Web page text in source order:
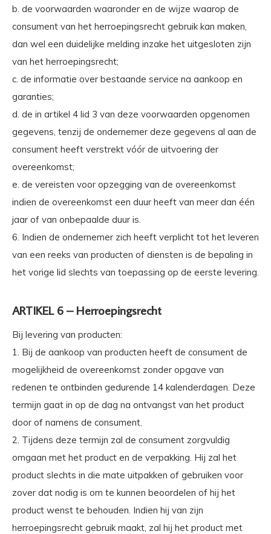
b. de voorwaarden waaronder en de wijze waarop de
consument van het herroepingsrecht gebruik kan maken,
dan wel een duidelijke melding inzake het uitgesloten zijn
van het herroepingsrecht;
c. de informatie over bestaande service na aankoop en
garanties;
d. de in artikel 4 lid 3 van deze voorwaarden opgenomen
gegevens, tenzij de ondernemer deze gegevens al aan de
consument heeft verstrekt vóór de uitvoering der
overeenkomst;
e. de vereisten voor opzegging van de overeenkomst
indien de overeenkomst een duur heeft van meer dan één
jaar of van onbepaalde duur is.
6. Indien de ondernemer zich heeft verplicht tot het leveren
van een reeks van producten of diensten is de bepaling in
het vorige lid slechts van toepassing op de eerste levering.
ARTIKEL 6 – Herroepingsrecht
Bij levering van producten:
1. Bij de aankoop van producten heeft de consument de
mogelijkheid de overeenkomst zonder opgave van
redenen te ontbinden gedurende 14 kalenderdagen. Deze
termijn gaat in op de dag na ontvangst van het product
door of namens de consument.
2. Tijdens deze termijn zal de consument zorgvuldig
omgaan met het product en de verpakking. Hij zal het
product slechts in die mate uitpakken of gebruiken voor
zover dat nodig is om te kunnen beoordelen of hij het
product wenst te behouden. Indien hij van zijn
herroepingsrecht gebruik maakt, zal hij het product met